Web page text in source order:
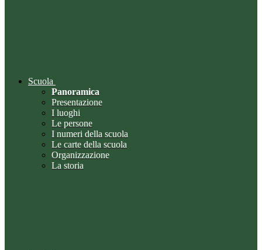
Scuola
Panoramica
Presentazione
I luoghi
Le persone
I numeri della scuola
Le carte della scuola
Organizzazione
La storia